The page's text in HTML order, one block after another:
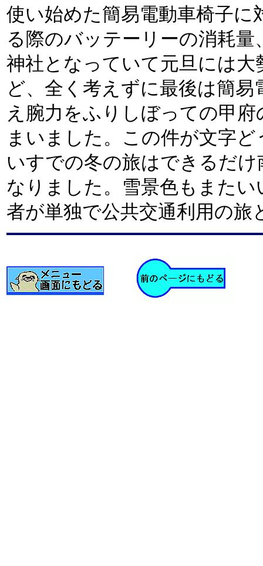
使い始めた簡易電動車椅子に
る際のバッテーリーの消耗
神社となっていて元旦には
ど、全く考えずに最後は簡
え腕力をふりしぼっての甲
まいました。この件が文字
いすでの冬の旅はできるだ
なりました。雪景色もまた
者が単独で公共交通利用の旅